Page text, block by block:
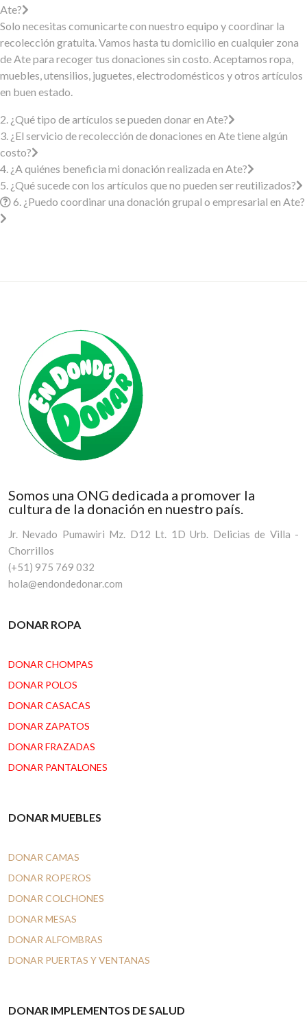
Ate?
Solo necesitas comunicarte con nuestro equipo y coordinar la
recolección gratuita. Vamos hasta tu domicilio en cualquier zona
de Ate para recoger tus donaciones sin costo. Aceptamos ropa,
muebles, utensilios, juguetes, electrodomésticos y otros artículos
en buen estado.
2. ¿Qué tipo de artículos se pueden donar en Ate?
3. ¿El servicio de recolección de donaciones en Ate tiene algún
costo?
4. ¿A quiénes beneficia mi donación realizada en Ate?
5. ¿Qué sucede con los artículos que no pueden ser reutilizados?
6. ¿Puedo coordinar una donación grupal o empresarial en Ate?
Somos una ONG dedicada a promover la
cultura de la donación en nuestro país.
Jr. Nevado Pumawiri Mz. D12 Lt. 1D Urb. Delicias de Villa -
Chorrillos
(+51) 975 769 032
hola@endondedonar.com
DONAR ROPA
DONAR CHOMPAS
DONAR POLOS
DONAR CASACAS
DONAR ZAPATOS
DONAR FRAZADAS
DONAR PANTALONES
DONAR MUEBLES
DONAR CAMAS
DONAR ROPEROS
DONAR COLCHONES
DONAR MESAS
DONAR ALFOMBRAS
DONAR PUERTAS Y VENTANAS
DONAR IMPLEMENTOS DE SALUD